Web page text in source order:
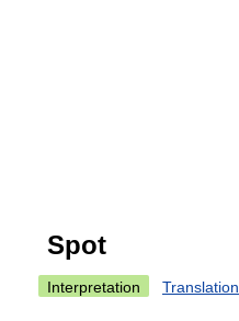
Spot
Interpretation Translation